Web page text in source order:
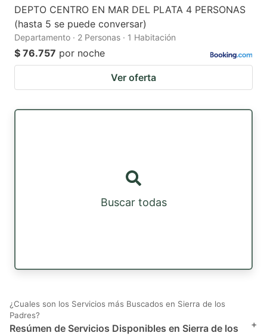
DEPTO CENTRO EN MAR DEL PLATA 4 PERSONAS
(hasta 5 se puede conversar)
Departamento · 2 Personas · 1 Habitación
$ 76.757 por noche
Ver oferta
Buscar todas
¿Cuales son los Servicios más Buscados en Sierra de los
Padres?
Resúmen de Servicios Disponibles en Sierra de los
+